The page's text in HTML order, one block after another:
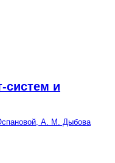
систем и
А. М. Дыбова